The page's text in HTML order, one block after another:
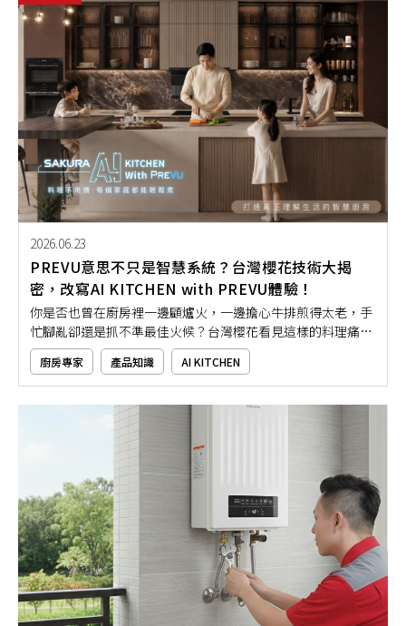
2026.06.23
PREVU意思不只是智慧系統？台灣櫻花技術大揭
密，改寫AI KITCHEN with PREVU體驗！
你是否也曾在廚房裡一邊顧爐火，一邊擔心牛排煎得太老，手
忙腳亂卻還是抓不準最佳火候？台灣櫻花看見這樣的料理痛
點，發展出全新的PREVU智慧系統，將AI科技導入廚房電器與
料理流程，打造AI KITCHEN with PREVU的智慧廚房新體驗。本
文將帶你深入了解PREVU是什麼意思、有哪些核心技術，以及
如何透過PREVU智慧系統，讓日常料理變得更直覺、更安心，
也更符合現代家庭的廚房需求！
廚房專家 產品知識 AI KITCHEN